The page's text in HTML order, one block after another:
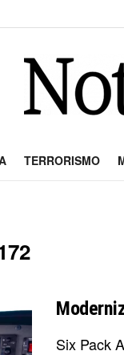
TERRORISMO
Six Pack